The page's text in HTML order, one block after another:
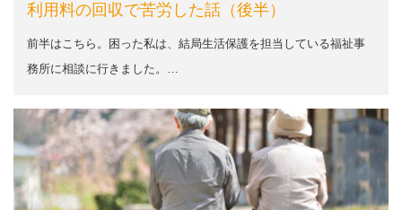
利用料の回収で苦労した話（後半）
前半はこちら。困った私は、結局生活保護を担当している福祉事
務所に相談に行きました。…